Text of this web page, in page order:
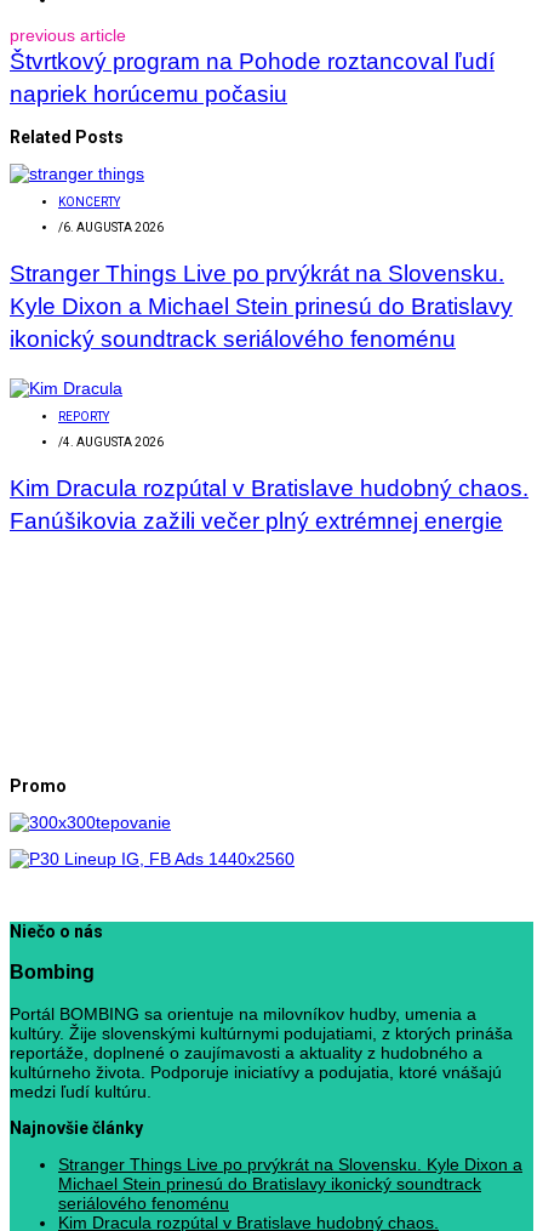
previous article
Štvrtkový program na Pohode roztancoval ľudí
napriek horúcemu počasiu
Related Posts
KONCERTY
/6. AUGUSTA 2026
Stranger Things Live po prvýkrát na Slovensku.
Kyle Dixon a Michael Stein prinesú do Bratislavy
ikonický soundtrack seriálového fenoménu
REPORTY
/4. AUGUSTA 2026
Kim Dracula rozpútal v Bratislave hudobný chaos.
Fanúšikovia zažili večer plný extrémnej energie
Promo
Niečo o nás
Bombing
Portál BOMBING sa orientuje na milovníkov hudby, umenia a
kultúry. Žije slovenskými kultúrnymi podujatiami, z ktorých prináša
reportáže, doplnené o zaujímavosti a aktuality z hudobného a
kultúrneho života. Podporuje iniciatívy a podujatia, ktoré vnášajú
medzi ľudí kultúru.
Najnovšie články
Stranger Things Live po prvýkrát na Slovensku. Kyle Dixon a
Michael Stein prinesú do Bratislavy ikonický soundtrack
seriálového fenoménu
Kim Dracula rozpútal v Bratislave hudobný chaos.